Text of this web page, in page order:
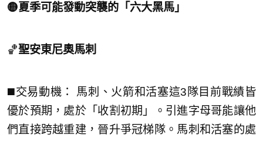
🟡夏季可能發動突襲的「六大黑馬」
🏀聖安東尼奧馬刺
◼️交易動機： 馬刺、火箭和活塞這3隊目前戰績皆
優於預期，處於「收割初期」。引進字母哥能讓他
們直接跨越重建，晉升爭冠梯隊。馬刺和活塞的處